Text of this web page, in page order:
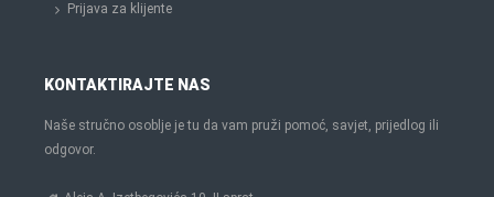
Prijava za klijente
KONTAKTIRAJTE NAS
Naše stručno osoblje je tu da vam pruži pomoć, savjet, prijedlog ili
odgovor.